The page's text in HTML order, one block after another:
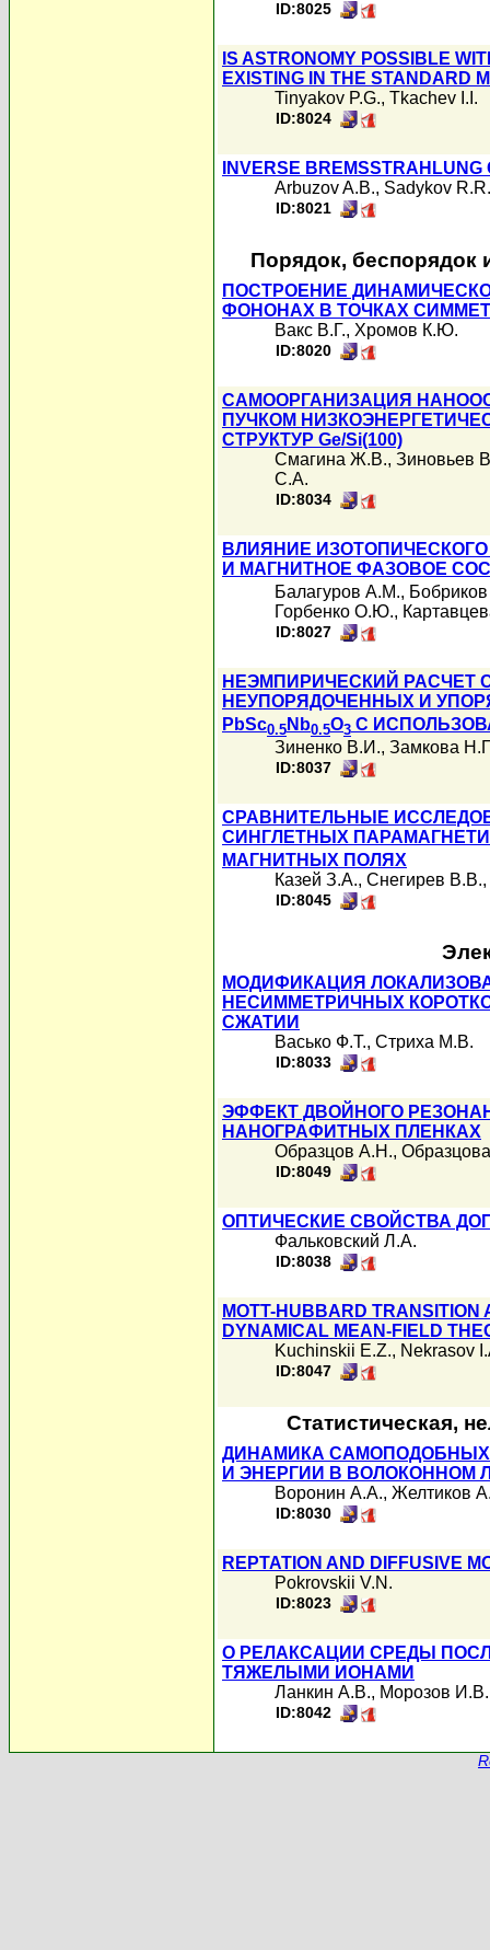
ID:8025
IS ASTRONOMY POSSIBLE
EXISTING IN THE STANDARD
Tinyakov P.G., Tkachev I.I.
ID:8024
INVERSE
Arbuzov A.B., Sadykov R.R.
ID:8021
Порядок, беспорядок
ПОСТРОЕНИЕ
ФОНОНАХ В ТОЧКАХ
Вакс В.Г., Хромов К.Ю.
ID:8020
САМООРГАНИЗАЦИЯ
ПУЧКОМ
СТРУКТУР Ge/Si(100)
Смагина Ж.В., Зиновьев
С.А.
ID:8034
ВЛИЯНИЕ
И МАГНИТНОЕ ФАЗОВОЕ
Балагуров А.М.,
Горбенко О.Ю.,
ID:8027
НЕЭМПИРИЧЕСКИЙ РАСЧЕТ
НЕУПОРЯДОЧЕННЫХ И
PbSc0.5 Nb0.5O3 С
Зиненко В.И., Замкова
ID:8037
СРАВНИТЕЛЬНЫЕ
СИНГЛЕТНЫХ
МАГНИТНЫХ ПОЛЯХ
Казей З.А., Снегирев В.В.,
ID:8045
МОДИФИКАЦИЯ
НЕСИММЕТРИЧНЫХ
СЖАТИИ
Васько Ф.Т., Стриха М.В.
ID:8033
ЭФФЕКТ ДВОЙНОГО
НАНОГРАФИТНЫХ ПЛЕНКАХ
Образцов А.Н.,
ID:8049
ОПТИЧЕСКИЕ СВОЙСТВА
Фальковский Л.А.
ID:8038
MOTT-HUBBARD
DYNAMICAL MEAN-FIELD
Kuchinskii E.Z., Nekrasov
ID:8047
Статистическая,
ДИНАМИКА
И ЭНЕРГИИ В ВОЛОКОННОМ
Воронин А.А., Желтиков
ID:8030
REPTATION AND DIFFUSIVE
Pokrovskii V.N.
ID:8023
О РЕЛАКСАЦИИ СРЕДЫ
ТЯЖЕЛЫМИ ИОНАМИ
Ланкин А.В., Морозов И.В.
ID:8042